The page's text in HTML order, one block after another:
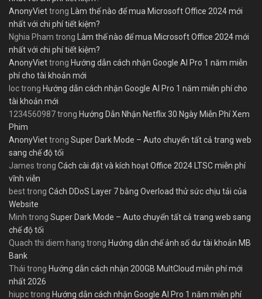
AnonyViettrong Làm thế nào để mua Microsoft Office 2024 mới
nhất với chi phí tiết kiệm?
Nghia Pham trong Làm thế nào để mua Microsoft Office 2024 mới
nhất với chi phí tiết kiệm?
AnonyViettrong Hướng dẫn cách nhận Google AI Pro 1 năm miễn
phí cho tài khoản mới
loctrong Hướng dẫn cách nhận Google AI Pro 1 năm miễn phí cho
tài khoản mới
1234560987trong Hướng Dẫn Nhận Netflix 30 Ngày Miễn Phí Xem
Phim
AnonyViettrong Super Dark Mode – Auto chuyển tất cả trang web
sang chế độ tối
James trong Cách cài đặt và kích hoạt Office 2024 LTSC miễn phí
vĩnh viễn
besttrong Cách DDoS Layer 7 bằng Overload thử sức chịu tải của
Website
Minh trong Super Dark Mode – Auto chuyển tất cả trang web sang
chế độ tối
Quach thi diem hang trong Hướng dẫn chế ảnh số dư tài khoản MB
Bank
Thái trong Hướng dẫn cách nhận 200GB MultCloud miễn phí mới
nhất 2026
hiupctrong Hướng dẫn cách nhận Google AI Pro 1 năm miễn phí